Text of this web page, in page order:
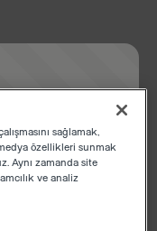
sağlamak,
özellikleri sunmak
Aynı zamanda site
ve analiz